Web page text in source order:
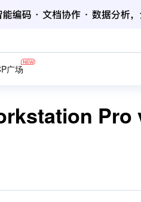
广场
Pro